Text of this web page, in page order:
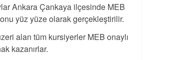
Ankara Çankaya ilçesinde MEB
yüz yüze olarak gerçekleştirilir.
alan tüm kursiyerler MEB onaylı
kazanırlar.